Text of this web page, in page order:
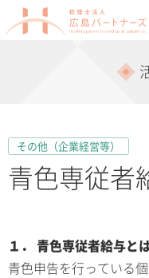
その他（企業経営等）
青色専従者
１． 青色専従者給与と
青色申告を行っている